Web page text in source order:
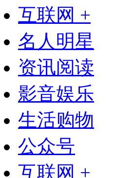
互联网 +
名人明星
资讯阅读
影音娱乐
生活购物
公众号
互联网 +